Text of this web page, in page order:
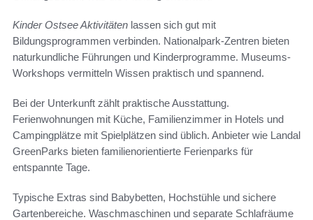
Kinder Ostsee Aktivitäten lassen sich gut mit
Bildungsprogrammen verbinden. Nationalpark-Zentren bieten
naturkundliche Führungen und Kinderprogramme. Museums-
Workshops vermitteln Wissen praktisch und spannend.
Bei der Unterkunft zählt praktische Ausstattung.
Ferienwohnungen mit Küche, Familienzimmer in Hotels und
Campingplätze mit Spielplätzen sind üblich. Anbieter wie Landal
GreenParks bieten familienorientierte Ferienparks für
entspannte Tage.
Typische Extras sind Babybetten, Hochstühle und sichere
Gartenbereiche. Waschmaschinen und separate Schlafräume